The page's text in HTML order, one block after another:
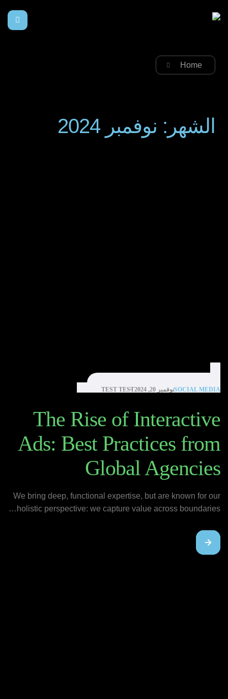
Home
الشهر: نوفمبر 2024
SOCIAL MEDIAنوفمبر 20, 2024 TEST TEST
The Rise of Interactive
Ads: Best Practices from
Global Agencies
We bring deep, functional expertise, but are known for our
holistic perspective: we capture value across boundaries…